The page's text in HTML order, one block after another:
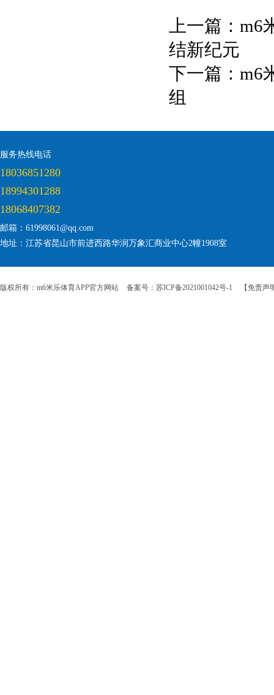
上一篇： m6
结新纪元
下一篇： m6
组
服务热线电话
18036851280
18994301288
18068407382
邮箱：61998061@qq.com
地址：江苏省昆山市前进西路华润万象汇商业中心2幢1908室
版权所有：m6米乐体育APP官方网站 备案号：苏ICP备2021001042号-1 【免责声